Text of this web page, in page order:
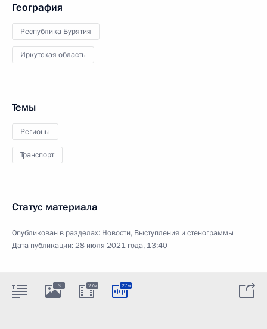
География
Республика Бурятия
Иркутская область
Темы
Регионы
Транспорт
Статус материала
Опубликован в разделах: Новости, Выступления и стенограммы
Дата публикации:28 июля 2021 года, 13:40
3 27м 27м